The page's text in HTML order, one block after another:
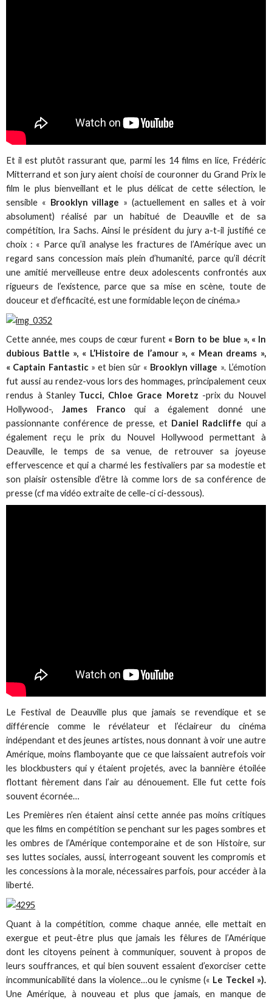
Et il est plutôt rassurant que, parmi les 14 films en lice, Frédéric
Mitterrand et son jury aient choisi de couronner du Grand Prix le
film le plus bienveillant et le plus délicat de cette sélection, le
sensible « Brooklyn village » (actuellement en salles et à voir
absolument) réalisé par un habitué de Deauville et de sa
compétition, Ira Sachs. Ainsi le président du jury a-t-il justifié ce
choix : « Parce qu’il analyse les fractures de l’Amérique avec un
regard sans concession mais plein d’humanité, parce qu’il décrit
une amitié merveilleuse entre deux adolescents confrontés aux
rigueurs de l’existence, parce que sa mise en scène, toute de
douceur et d’efficacité, est une formidable leçon de cinéma.»
Cette année, mes coups de cœur furent « Born to be blue », « In
dubious Battle », « L’Histoire de l’amour », « Mean dreams »,
« Captain Fantastic » et bien sûr « Brooklyn village ». L’émotion
fut aussi au rendez-vous lors des hommages, principalement ceux
rendus à Stanley Tucci, Chloe Grace Moretz -prix du Nouvel
Hollywood-,James Franco qui a également donné une
passionnante conférence de presse, et Daniel Radcliffe qui a
également reçu le prix du Nouvel Hollywood permettant à
Deauville, le temps de sa venue, de retrouver sa joyeuse
effervescence et qui a charmé les festivaliers par sa modestie et
son plaisir ostensible d’être là comme lors de sa conférence de
presse (cf ma vidéo extraite de celle-ci ci-dessous).
Le Festival de Deauville plus que jamais se revendique et se
différencie comme le révélateur et l’éclaireur du cinéma
indépendant et des jeunes artistes, nous donnant à voir une autre
Amérique, moins flamboyante que ce que laissaient autrefois voir
les blockbusters qui y étaient projetés, avec la bannière étoilée
flottant fièrement dans l’air au dénouement. Elle fut cette fois
souvent écornée…
Les Premières n’en étaient ainsi cette année pas moins critiques
que les films en compétition se penchant sur les pages sombres et
les ombres de l’Amérique contemporaine et de son Histoire, sur
ses luttes sociales, aussi, interrogeant souvent les compromis et
les concessions à la morale, nécessaires parfois, pour accéder à la
liberté.
Quant à la compétition, comme chaque année, elle mettait en
exergue et peut-être plus que jamais les fêlures de l’Amérique
dont les citoyens peinent à communiquer, souvent à propos de
leurs souffrances, et qui bien souvent essaient d’exorciser cette
incommunicabilité dans la violence…ou le cynisme (« Le Teckel »).
Une Amérique, à nouveau et plus que jamais, en manque de